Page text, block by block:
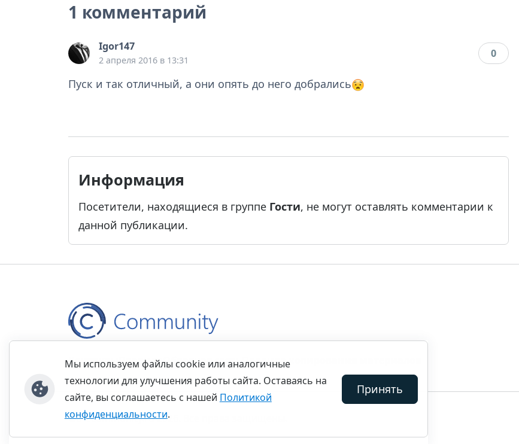
1 комментарий
Igor147
2 апреля 2016 в 13:31
0
Пуск и так отличный, а они опять до него добрались
Информация
Посетители, находящиеся в группе Гости, не могут оставлять комментарии к
данной публикации.
КонтактыПравилаОбратная связьПравила копирования материалов
©thecommunity.ru 2026. Все права защищены.
Мы используем файлы cookie или аналогичные
технологии для улучшения работы сайта. Оставаясь на
сайте, вы соглашаетесь с нашей Политикой
конфиденциальности.
Принять